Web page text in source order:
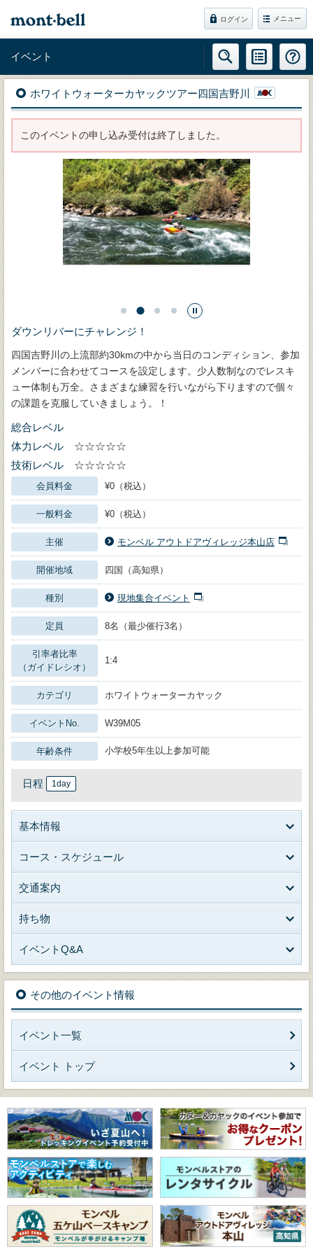
ログイン メニュー
イベント
ホワイトウォーターカヤックツアー四国吉野川
このイベントの申し込み受付は終了しました。
ダウンリバーにチャレンジ！
四国吉野川の上流部約30kmの中から当日のコンディション、参加
メンバーに合わせてコースを設定します。少人数制なのでレスキ
ュー体制も万全。さまざまな練習を行いながら下りますので個々
の課題を克服していきましょう。！
総合レベル
体力レベル
☆☆☆☆☆
技術レベル
☆☆☆☆☆
会員料金 ¥0（税込）
一般料金 ¥0（税込）
主催 モンベル アウトドアヴィレッジ本山店
開催地域 四国（高知県）
種別 現地集合イベント
定員 8名（最少催行3名）
引率者比率
（ガイドレシオ）
1:4
カテゴリ ホワイトウォーターカヤック
イベントNo. W39M05
年齢条件 小学校5年生以上参加可能
日程 1day
基本情報
コース・スケジュール
交通案内
持ち物
イベントQ&A
その他のイベント情報
イベント一覧
イベント トップ